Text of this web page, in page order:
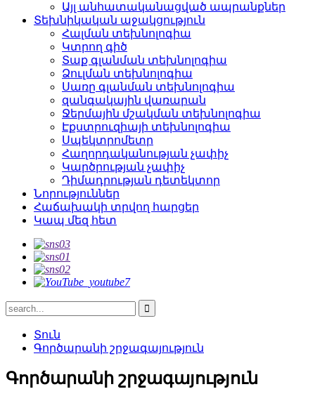
Այլ անհատականացված ապրանքներ
Տեխնիկական աջակցություն
Հալման տեխնոլոգիա
Կտրող գիծ
Տաք գլանման տեխնոլոգիա
Ձուլման տեխնոլոգիա
Սառը գլանման տեխնոլոգիա
զանգակային վառարան
Ջերմային մշակման տեխնոլոգիա
Էքստրուզիայի տեխնոլոգիա
Սպեկտրոմետր
Հաղորդականության չափիչ
Կարծրության չափիչ
Դիմադրության դետեկտոր
Նորություններ
Հաճախակի տրվող հարցեր
Կապ մեզ հետ
Տուն
Գործարանի շրջագայություն
Գործարանի շրջագայություն